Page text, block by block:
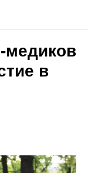
медиков
в